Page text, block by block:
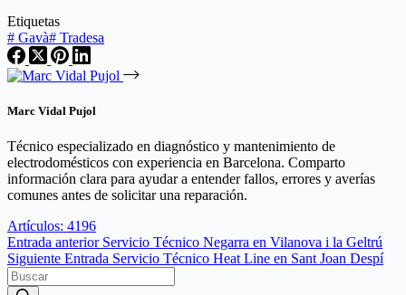
Etiquetas
# Gavà# Tradesa
Marc Vidal Pujol
Técnico especializado en diagnóstico y mantenimiento de
electrodomésticos con experiencia en Barcelona. Comparto
información clara para ayudar a entender fallos, errores y averías
comunes antes de solicitar una reparación.
Artículos: 4196
Entrada anterior Servicio Técnico Negarra en Vilanova i la Geltrú
Siguiente Entrada Servicio Técnico Heat Line en Sant Joan Despí